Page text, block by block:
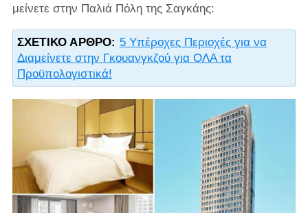
μείνετε στην Παλιά Πόλη της Σαγκάης:
ΣΧΕΤΙΚΌ ΆΡΘΡΟ: 5 Υπέροχες Περιοχές για να
Διαμείνετε στην Γκουανγκζού για ΟΛΑ τα
Προϋπολογιστικά!